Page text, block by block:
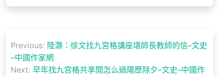
章
導
Previous: 陸灝：徐文找九宮格講座堪師長教師的信–文史
–中國作家網
Next: 早年找九宮格共享間怎么過陽歷除夕–文史–中國作